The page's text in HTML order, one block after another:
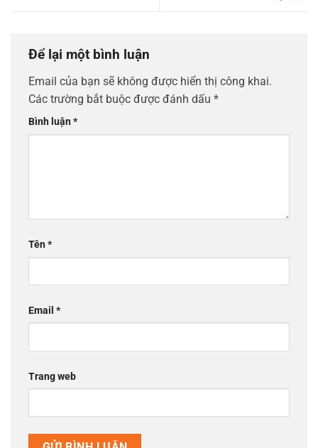
Để lại một bình luận
Email của bạn sẽ không được hiển thị công khai.
Các trường bắt buộc được đánh dấu *
Bình luận*
Tên*
Email *
Trang web